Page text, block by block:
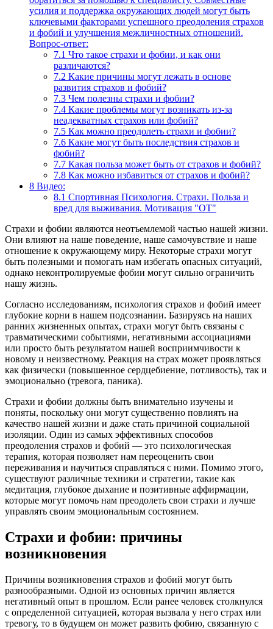
усилия и поддержка окружающих людей могут быть
ключевыми факторами успешного преодоления страхов
и фобий и улучшения межличностных отношений.
Вопрос-ответ:
7.1 Что такое страхи и фобии, и как они
различаются?
7.2 Какие причины могут лежать в основе
развития страхов и фобий?
7.3 Чем полезны страхи и фобии?
7.4 Какие проблемы могут возникать из-за
неадекватных страхов или фобий?
7.5 Как можно преодолеть страхи и фобии?
7.6 Какие могут быть последствия страхов и
фобий?
7.7 Какая польза может быть от страхов и фобий?
7.8 Как можно избавиться от страхов и фобий?
8 Видео:
8.1 Спортивная Психология. Страхи. Польза и
вред для выживания. Мотивация "ОТ"
Страхи и фобии являются неотъемлемой частью нашей жизни.
Они влияют на наше поведение, наше самочувствие и наше
отношение к окружающему миру. Некоторые страхи могут
быть полезными и помогать нам избегать опасных ситуаций,
однако неконтролируемые фобии могут сильно ограничить
нашу жизнь.
Согласно исследованиям, психология страхов и фобий имеет
глубокие корни в нашем подсознании. Базируясь на наших
ранних жизненных опытах, страхи могут быть связаны с
травматическими событиями, негативными ассоциациями
или просто быть результатом нашей восприимчивости к
новому и неизвестному. Реакция на страх может проявляться
как физически (повышенное сердцебиение, потливость), так и
эмоционально (тревога, паника).
Страхи и фобии должны быть внимательно изучены и
поняты, поскольку они могут существенно повлиять на
качество нашей жизни и даже стать причиной социальной
изоляции. Один из самых эффективных способов
преодоления страхов и фобий — это психологическая
терапия, которая позволяет нам переоценить свои
переживания и научиться справляться с ними. Помимо этого,
существуют различные техники и стратегии, такие как
медитация, глубокое дыхание и позитивные аффирмации,
которые могут помочь нам преодолеть свои страхи и лучше
управлять своим эмоциональным состоянием.
Страхи и фобии: причины
возникновения
Причины возникновения страхов и фобий могут быть
разнообразными. Одной из основных причин является
негативный опыт в прошлом. Если ранее человек столкнулся
с определенной ситуацией, которая вызвала у него страх или
тревогу, то в будущем он может развить фобию, связанную с